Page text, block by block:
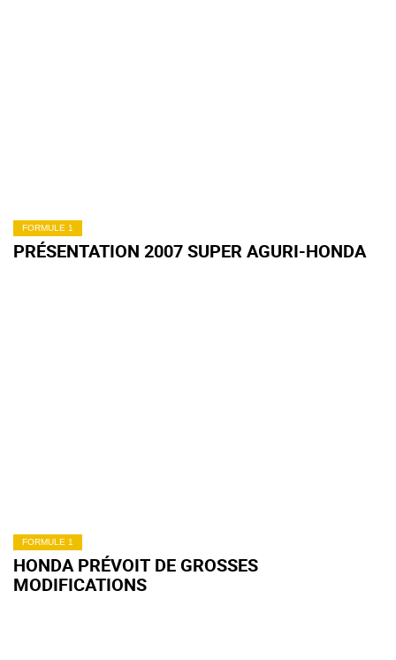
FORMULE 1
PRÉSENTATION 2007 SUPER AGURI-HONDA
FORMULE 1
HONDA PRÉVOIT DE GROSSES
MODIFICATIONS